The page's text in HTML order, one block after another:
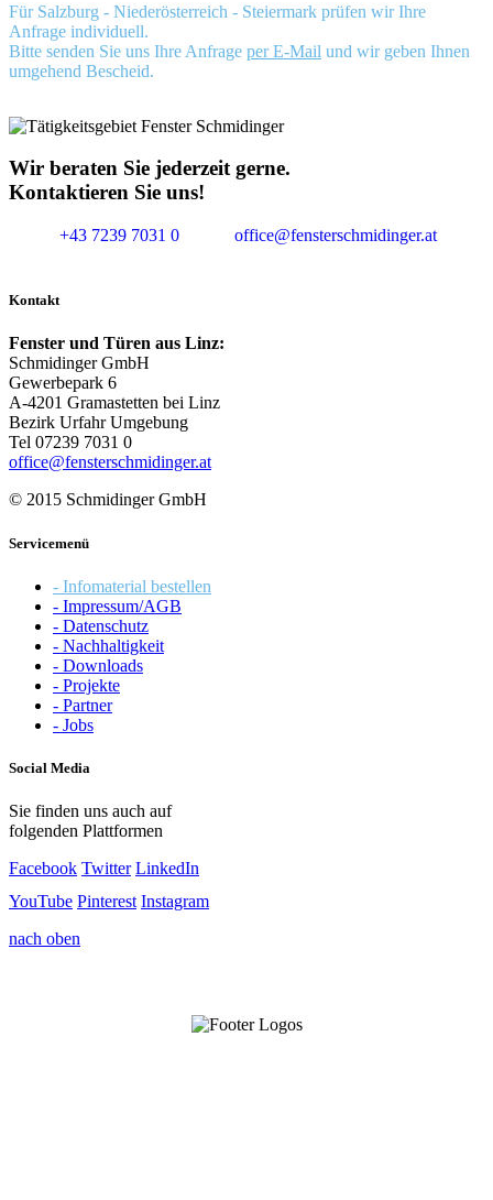
Für Salzburg - Niederösterreich - Steiermark prüfen wir Ihre
Anfrage individuell.
Bitte senden Sie uns Ihre Anfrage per E-Mail und wir geben Ihnen
umgehend Bescheid.
Wir beraten Sie jederzeit gerne.
Kontaktieren Sie uns!
+43 7239 7031 0 office@fensterschmidinger.at
Kontakt
Fenster und Türen aus Linz:
Schmidinger GmbH
Gewerbepark 6
A-4201 Gramastetten bei Linz
Bezirk Urfahr Umgebung
Tel 07239 7031 0
office@fensterschmidinger.at
© 2015 Schmidinger GmbH
Servicemenü
- Infomaterial bestellen
- Impressum/AGB
- Datenschutz
- Nachhaltigkeit
- Downloads
- Projekte
- Partner
- Jobs
Social Media
Sie finden uns auch auf
folgenden Plattformen
Facebook Twitter LinkedIn
YouTube Pinterest Instagram
nach oben